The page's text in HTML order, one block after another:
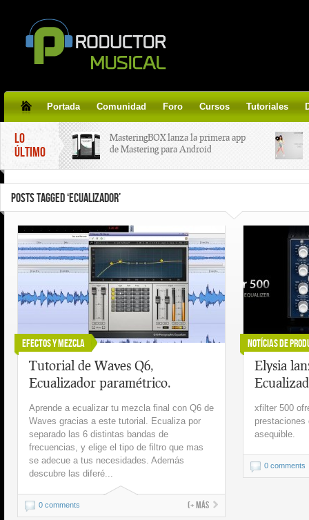
Portada Comunidad Foro Cursos Tutoriales
LO
ÚLTIMO
MasteringBOX lanza la primera app
de Mastering para Android
MasteringBOX, Masterización on-
line gratis!
Korg lanza SDD-3000, el nuevo
pedal de delay.
Tutorial de CLA Effects, aprende a
aplicar efectos a tus voces.
POSTS TAGGED ‘ECUALIZADOR’
Efectos y Mezcla
Tutorial de Waves Q6,
Ecualizador paramétrico.
Aprende a ecualizar tu mezcla final con Q6 de
Waves gracias a este tutorial. Ecualiza por
separado las 6 distintas bandas de
frecuencias, y elige el tipo de filtro que mas
se adecue a tus necesidades. Además
descubre las diferé...
0 comments (+ más
Notícias de
Elysia
xfilter 500
prestaciones
asequible.
0 comments